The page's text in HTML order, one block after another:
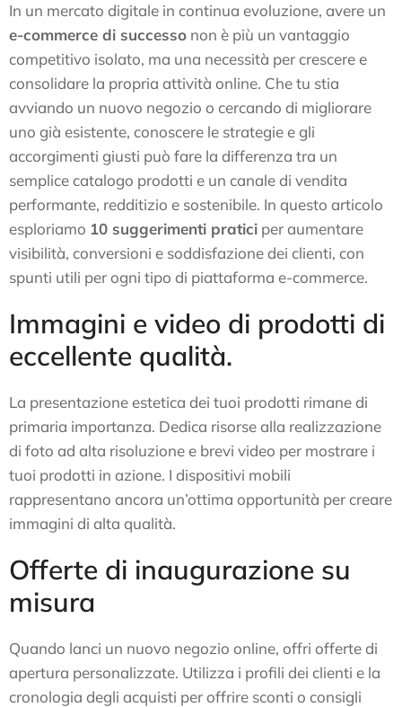
In un mercato digitale in continua evoluzione, avere un
e-commerce di successo non è più un vantaggio
competitivo isolato, ma una necessità per crescere e
consolidare la propria attività online. Che tu stia
avviando un nuovo negozio o cercando di migliorare
uno già esistente, conoscere le strategie e gli
accorgimenti giusti può fare la differenza tra un
semplice catalogo prodotti e un canale di vendita
performante, redditizio e sostenibile. In questo articolo
esploriamo 10 suggerimenti pratici per aumentare
visibilità, conversioni e soddisfazione dei clienti, con
spunti utili per ogni tipo di piattaforma e-commerce.
Immagini e video di prodotti di
eccellente qualità.
La presentazione estetica dei tuoi prodotti rimane di
primaria importanza. Dedica risorse alla realizzazione
di foto ad alta risoluzione e brevi video per mostrare i
tuoi prodotti in azione. I dispositivi mobili
rappresentano ancora un’ottima opportunità per creare
immagini di alta qualità.
Offerte di inaugurazione su
misura
Quando lanci un nuovo negozio online, offri offerte di
apertura personalizzate. Utilizza i profili dei clienti e la
cronologia degli acquisti per offrire sconti o consigli